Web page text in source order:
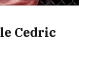
Cedric